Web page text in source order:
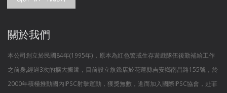
關於我們
本公司創立於民國84年(1995年)，原本為紅色警戒生存遊戲隊伍後勤補給工作
之前身,經過3次的擴大搬遷，目前設立旗鑑店於花蓮縣吉安鄉南昌路155號，於
2000年積極推動國內IPSC射擊運動，獲獎無數，進而加入國際IPSC協會，赴菲